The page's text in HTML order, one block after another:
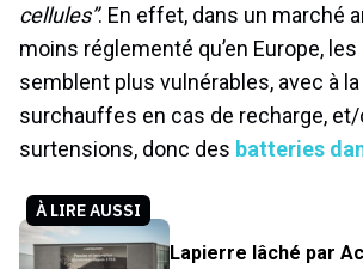
cellules”. En effet, dans un marché
moins réglementé qu’en Europe,
semblent plus vulnérables, avec à
surchauffes en cas de recharge,
surtensions, donc des batteries
À LIRE AUSSI
Lapierre lâché par